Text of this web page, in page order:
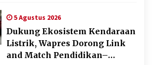
Ditahan
5 Agustus 2026
Dukung Ekosistem Kendaraan
Listrik, Wapres Dorong Link
and Match Pendidikan–